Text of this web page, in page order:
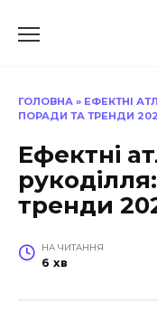
до
ГОЛОВНА » ЕФЕКТНІ
ПОРАДИ ТА ТРЕНДИ
Ефектні
тренди
НА ЧИТАННЯ
6 хв